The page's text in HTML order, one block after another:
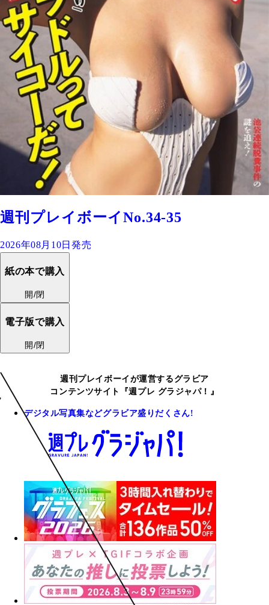
週刊プレイボーイNo.34-35
2026年08月10日発売
紙の本で購入
開/閉
電子版で購入
開/閉
週刊プレイボーイが運営するグラビア
コンテンツサイト『週プレ グラジャパ！』
デジタル写真集などグラビア盛りだくさん!